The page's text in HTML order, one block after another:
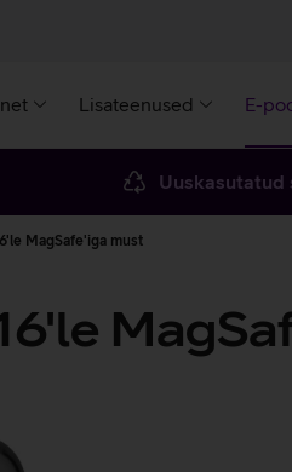
Lisateenused E-
Uuskasutatud
MagSafe'iga must